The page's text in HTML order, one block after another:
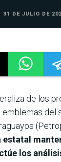
31 DE JULIO DE
de los
del
estatal
los